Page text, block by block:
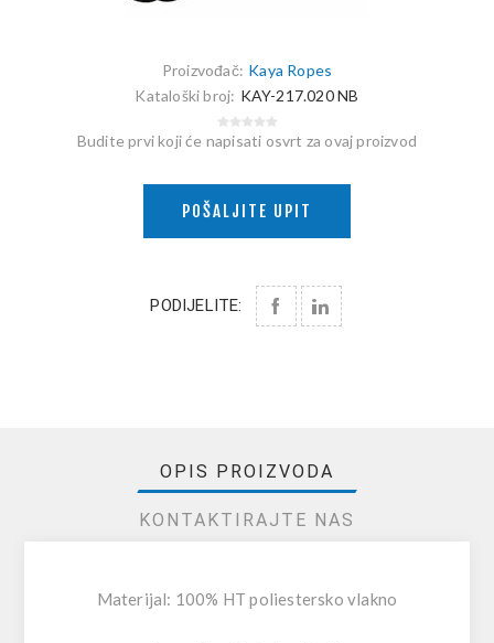
Proizvođač: Kaya Ropes
Kataloški broj: KAY-217.020 NB
Budite prvi koji će napisati osvrt za ovaj proizvod
POŠALJITE UPIT
PODIJELITE:
OPIS PROIZVODA
KONTAKTIRAJTE NAS
Materijal: 100% HT poliestersko vlakno